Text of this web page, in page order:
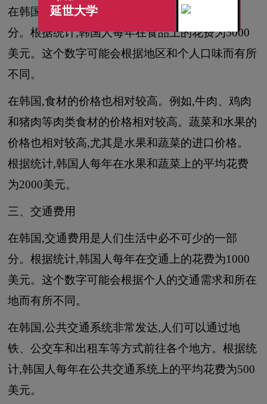
在韩国,食品费用是人们生活中必不可少的一部
分。根据统计,韩国人每年在食品上的花费为5000
美元。这个数字可能会根据地区和个人口味而有所
不同。
在韩国,食材的价格也相对较高。例如,牛肉、鸡肉
和猪肉等肉类食材的价格相对较高。蔬菜和水果的
价格也相对较高,尤其是水果和蔬菜的进口价格。
根据统计,韩国人每年在水果和蔬菜上的平均花费
为2000美元。
三、交通费用
在韩国,交通费用是人们生活中必不可少的一部
分。根据统计,韩国人每年在交通上的花费为1000
美元。这个数字可能会根据个人的交通需求和所在
地而有所不同。
在韩国,公共交通系统非常发达,人们可以通过地
铁、公交车和出租车等方式前往各个地方。根据统
计,韩国人每年在公共交通系统上的平均花费为500
美元。
延世大学